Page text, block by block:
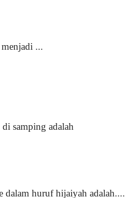
...
samping adalah
dalam huruf hijaiyah adalah....